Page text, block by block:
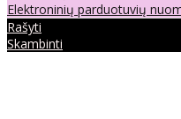
Elektroninių parduotuvių
Rašyti
Skambinti